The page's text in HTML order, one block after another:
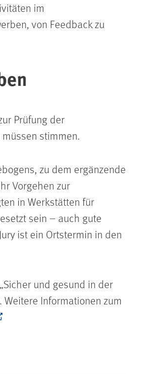
im
von Feedback zu
Prüfung der
stimmen.
zu dem ergänzende
Vorgehen zur
in Werkstätten für
sein – auch gute
ist ein Ortstermin in den
und gesund in der
Informationen zum